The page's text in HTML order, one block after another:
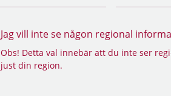
Jag vill inte se någon regional
Obs! Detta val innebär att du inte ser
just din region.